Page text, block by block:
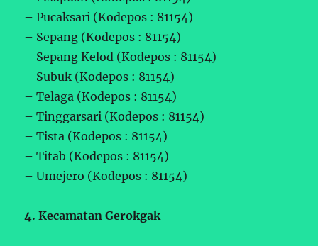
– Pucaksari (Kodepos : 81154)
– Sepang (Kodepos : 81154)
– Sepang Kelod (Kodepos : 81154)
– Subuk (Kodepos : 81154)
– Telaga (Kodepos : 81154)
– Tinggarsari (Kodepos : 81154)
– Tista (Kodepos : 81154)
– Titab (Kodepos : 81154)
– Umejero (Kodepos : 81154)
4. Kecamatan Gerokgak